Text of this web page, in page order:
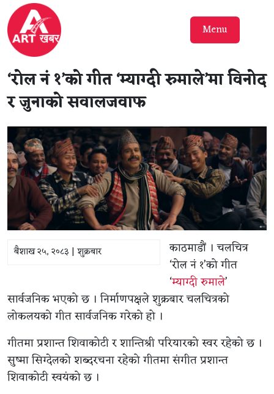
Menu
‘रोल नं १’को गीत ‘म्याग्दी रुमाले’मा विनोद
र जुनाको सवालजवाफ
बैशाख २५, २०८३ | शुक्रबार
काठमाडौं । चलचित्र
‘रोल नं १’को गीत
‘म्याग्दी रुमाले’
सार्वजनिक भएको छ । निर्माणपक्षले शुक्रबार चलचित्रको
लोकलयको गीत सार्वजनिक गरेको हो ।
गीतमा प्रशान्त शिवाकोटी र शान्तिश्री परियारको स्वर रहेको छ ।
सुष्मा सिग्देलको शब्दरचना रहेको गीतमा संगीत प्रशान्त
शिवाकोटी स्वयंको छ ।